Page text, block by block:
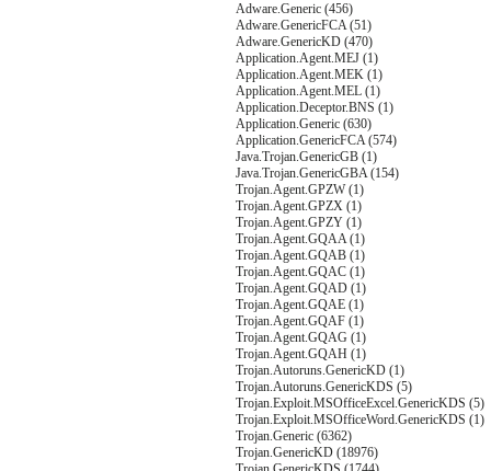
Adware.Generic (456)
Adware.GenericFCA (51)
Adware.GenericKD (470)
Application.Agent.MEJ (1)
Application.Agent.MEK (1)
Application.Agent.MEL (1)
Application.Deceptor.BNS (1)
Application.Generic (630)
Application.GenericFCA (574)
Java.Trojan.GenericGB (1)
Java.Trojan.GenericGBA (154)
Trojan.Agent.GPZW (1)
Trojan.Agent.GPZX (1)
Trojan.Agent.GPZY (1)
Trojan.Agent.GQAA (1)
Trojan.Agent.GQAB (1)
Trojan.Agent.GQAC (1)
Trojan.Agent.GQAD (1)
Trojan.Agent.GQAE (1)
Trojan.Agent.GQAF (1)
Trojan.Agent.GQAG (1)
Trojan.Agent.GQAH (1)
Trojan.Autoruns.GenericKD (1)
Trojan.Autoruns.GenericKDS (5)
Trojan.Exploit.MSOfficeExcel.GenericKDS (5)
Trojan.Exploit.MSOfficeWord.GenericKDS (1)
Trojan.Generic (6362)
Trojan.GenericKD (18976)